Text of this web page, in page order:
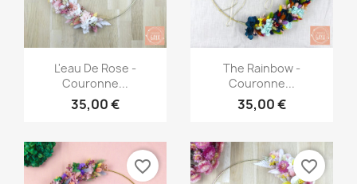
Aperçu rapide
L'eau De Rose -
Couronne...
35,00 €
Aperçu rapide
The Rainbow -
Couronne...
35,00 €
favorite_border favorite_border